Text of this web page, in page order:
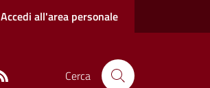
Accedi all'area personale
Cerca